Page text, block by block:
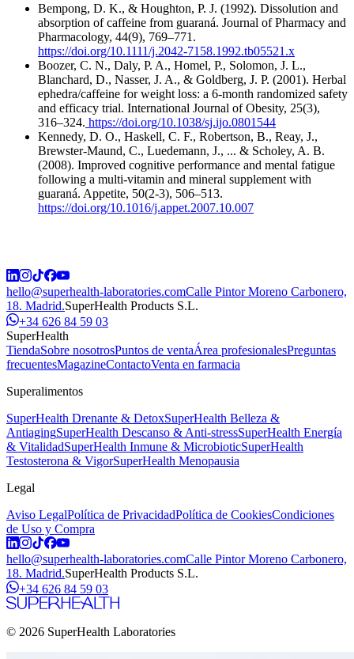
Bempong, D. K., & Houghton, P. J. (1992). Dissolution and
absorption of caffeine from guaraná. Journal of Pharmacy and
Pharmacology, 44(9), 769–771.
https://doi.org/10.1111/j.2042-7158.1992.tb05521.x
Boozer, C. N., Daly, P. A., Homel, P., Solomon, J. L.,
Blanchard, D., Nasser, J. A., & Goldberg, J. P. (2001). Herbal
ephedra/caffeine for weight loss: a 6-month randomized safety
and efficacy trial. International Journal of Obesity, 25(3),
316–324. https://doi.org/10.1038/sj.ijo.0801544
Kennedy, D. O., Haskell, C. F., Robertson, B., Reay, J.,
Brewster-Maund, C., Luedemann, J., ... & Scholey, A. B.
(2008). Improved cognitive performance and mental fatigue
following a multi-vitamin and mineral supplement with
guaraná. Appetite, 50(2-3), 506–513.
https://doi.org/10.1016/j.appet.2007.10.007
hello@superhealth-laboratories.comCalle Pintor Moreno Carbonero,
18. Madrid.SuperHealth Products S.L.
+34 626 84 59 03
SuperHealth
TiendaSobre nosotrosPuntos de ventaÁrea profesionalesPreguntas
frecuentesMagazineContactoVenta en farmacia
Superalimentos
SuperHealth Drenante & DetoxSuperHealth Belleza &
AntiagingSuperHealth Descanso & Anti-stressSuperHealth Energía
& VitalidadSuperHealth Inmune & MicrobioticSuperHealth
Testosterona & VigorSuperHealth Menopausia
Legal
Aviso LegalPolítica de PrivacidadPolítica de CookiesCondiciones
de Uso y Compra
hello@superhealth-laboratories.comCalle Pintor Moreno Carbonero,
18. Madrid.SuperHealth Products S.L.
+34 626 84 59 03
© 2026 SuperHealth Laboratories